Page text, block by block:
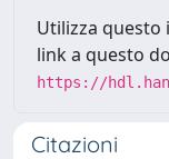
Utilizza
link a questo
https://
Citazioni